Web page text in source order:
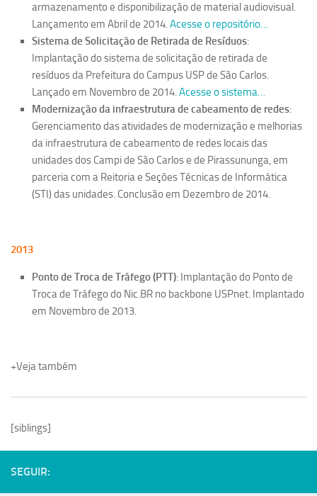
Serviços
Sistemas
Contato
Localização
armazenamento e disponibilização de material audiovisual.
Lançamento em Abril de 2014.Acesse o repositório…
Sistema de Solicitação de Retirada de Resíduos:
Implantação do sistema de solicitação de retirada de
resíduos da Prefeitura do Campus USP de São Carlos.
Lançado em Novembro de 2014.Acesse o sistema…
Modernização da infraestrutura de cabeamento de redes:
Gerenciamento das atividades de modernização e melhorias
da infraestrutura de cabeamento de redes locais das
unidades dos Campi de São Carlos e de Pirassununga, em
parceria com a Reitoria e Seções Técnicas de Informática
(STI) das unidades. Conclusão em Dezembro de 2014.
2013
Ponto de Troca de Tráfego (PTT): Implantação do Ponto de
Troca de Tráfego do Nic.BR no backbone USPnet. Implantado
em Novembro de 2013.
+Veja também
[siblings]
SEGUIR: